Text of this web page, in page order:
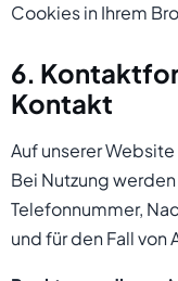
Cookies in Ihrem
6.
Kontakt
Auf unserer
Bei Nutzung
Telefonnummer,
und für den Fall